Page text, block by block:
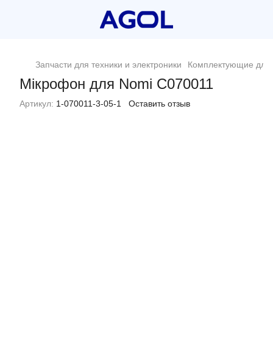
Запчасти для техники и электроники Комплектующие для
Мікрофон для Nomi C070011
Артикул: 1-070011-3-05-1 Оставить отзыв